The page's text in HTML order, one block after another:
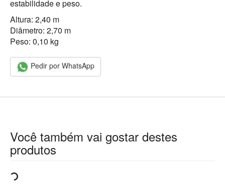
estabilidade e peso.
Altura: 2,40 m
Diâmetro: 2,70 m
Peso: 0,10 kg
Pedir por WhatsApp
Você também vai gostar destes
produtos